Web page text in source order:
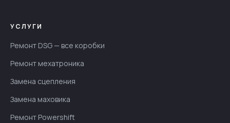
УСЛУГИ
Ремонт DSG — все коробки
Ремонт мехатроника
Замена сцепления
Замена маховика
Ремонт Powershift